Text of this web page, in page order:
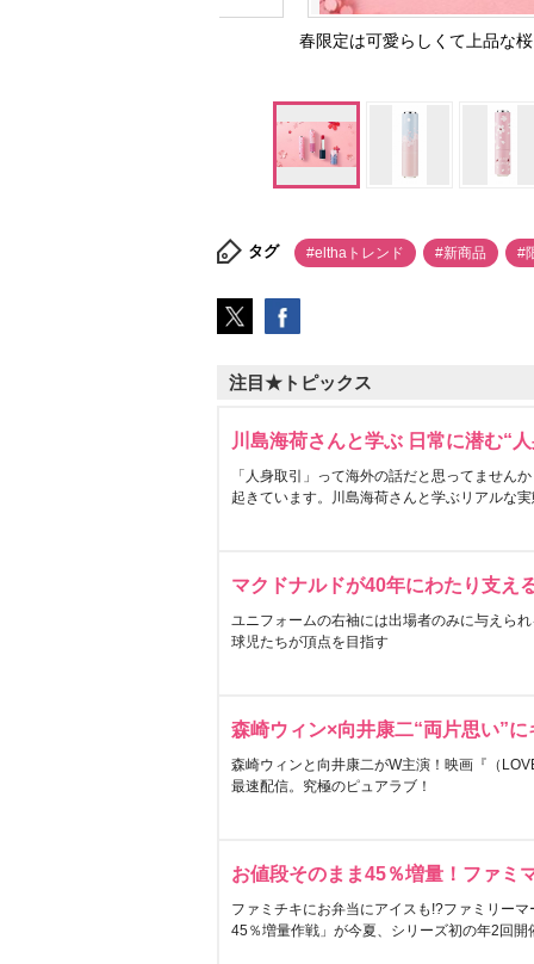
春限定は可愛らしくて上品な
タグ #elthaトレンド #新商品 #
注目★トピックス
川島海荷さんと学ぶ 日常に潜む“
「人身取引」って海外の話だと思ってません
起きています。川島海荷さんと学ぶリアルな
マクドナルドが40年にわたり支え
ユニフォームの右袖には出場者のみに与えら
球児たちが頂点を目指す
森崎ウィン×向井康二“両片思い”
森崎ウィンと向井康二がW主演！映画『（
最速配信。究極のピュアラブ！
お値段そのまま45％増量！ファミ
ファミチキにお弁当にアイスも!?ファミリー
45％増量作戦」が今夏、シリーズ初の年2回開